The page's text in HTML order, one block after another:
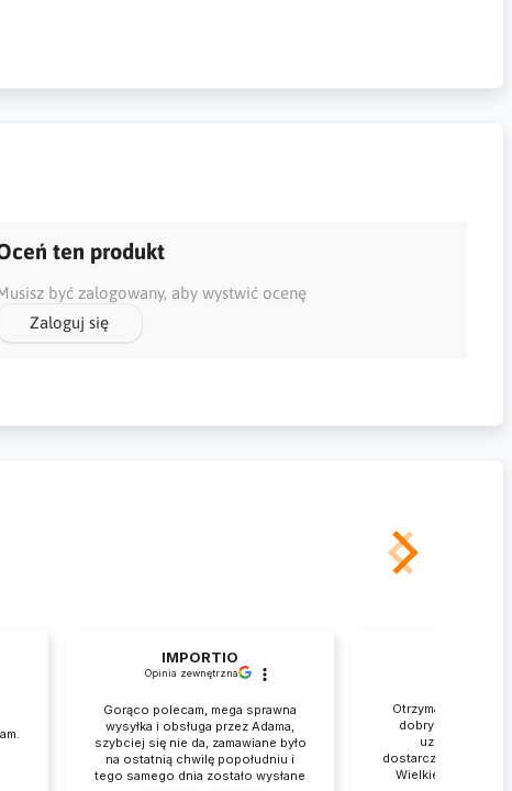
ten produkt
być zalogowany, aby wystwić ocenę
Zaloguj się
IMPORTIO
Opinia zewnętrzna
Gorąco polecam, mega sprawna
wysyłka i obsługa przez Adama,
szybciej się nie da, zamawiane było
na ostatnią chwilę popołudniu i
tego samego dnia zostało wysłane
Otrzymałem
dobrym stanie.
uznania za tak
dostarczenie
Wielkie dzięki.